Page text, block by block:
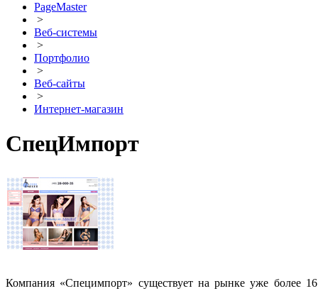
PageMaster
>
Веб-системы
>
Портфолио
>
Веб-сайты
>
Интернет-магазин
СпецИмпорт
Компания «Специмпорт» существует на рынке уже более